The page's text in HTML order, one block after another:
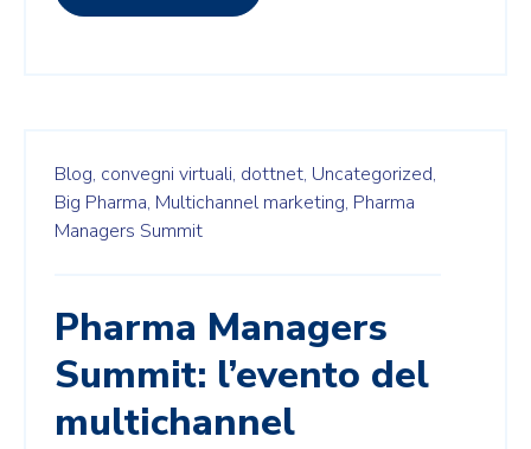
Blog, convegni virtuali, dottnet, Uncategorized,
Big Pharma, Multichannel marketing, Pharma
Managers Summit
Pharma Managers
Summit: l’evento del
multichannel